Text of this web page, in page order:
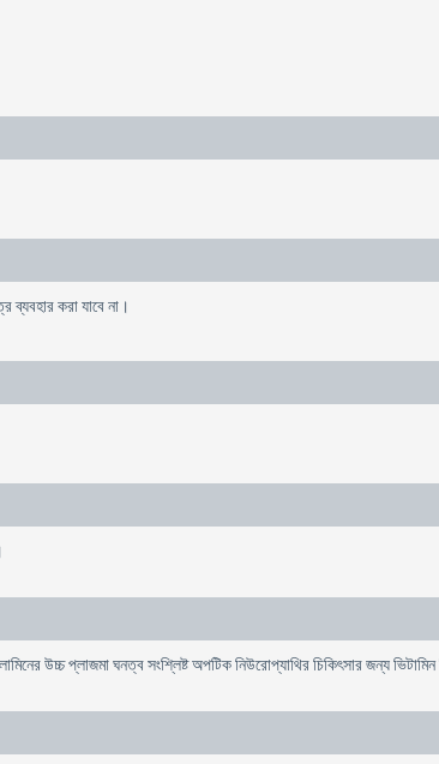
ব্যবহার করা যাবে না।
উচ্চ প্লাজমা ঘনত্ব সংশ্লিষ্ট অপটিক নিউরোপ্যাথির চিকিৎসার জন্য